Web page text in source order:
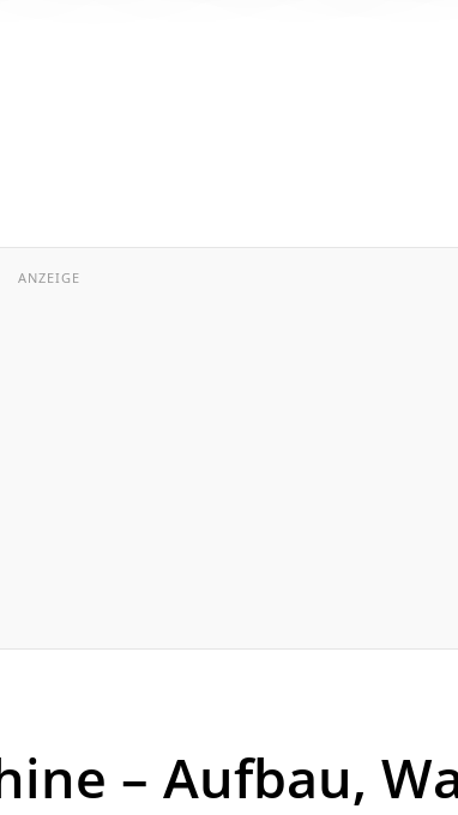
ANZEIGE
– Aufbau,